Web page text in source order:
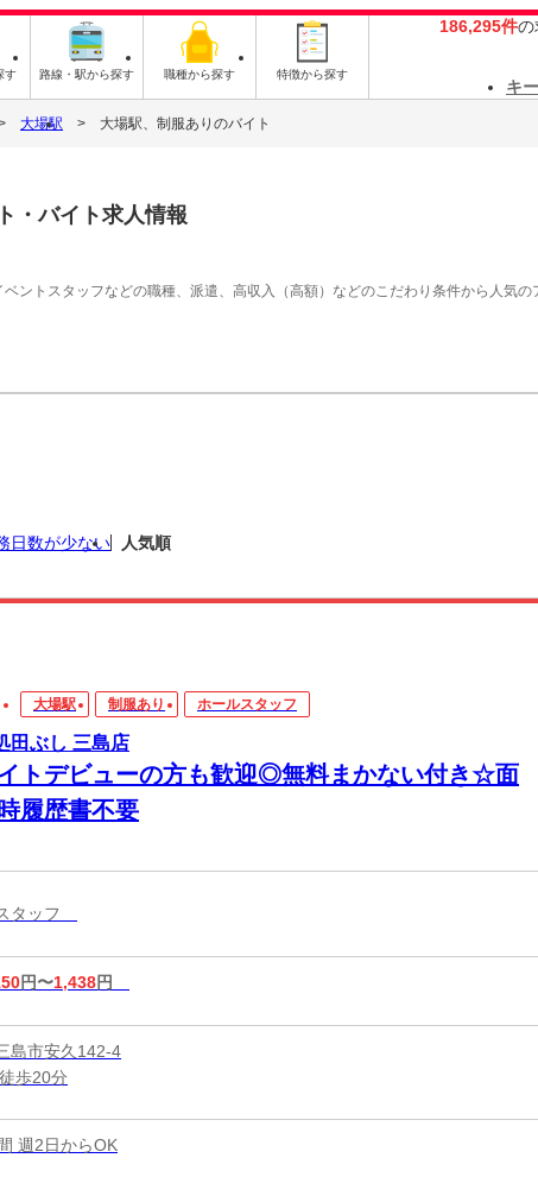
す 路線・駅から探す 職種から探す 特徴から探す
186,295件の
キ
大場駅 大場駅、制服ありのバイト
・バイト求人情報
ントスタッフなどの職種、派遣、高収入（高額）などのこだわり条件から人気の
日数が少ない 人気順
大場駅 制服あり ホールスタッフ
田ぶし 三島店
トデビューの方も歓迎◎無料まかない付き☆面
履歴書不要
タッフ
円〜1,438円
島市安久142-4
歩20分
週2日からOK